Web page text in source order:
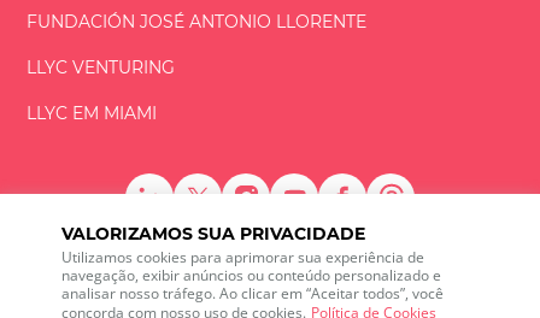
VALORIZAMOS SUA PRIVACIDADE
Utilizamos cookies para aprimorar sua experiência de
navegação, exibir anúncios ou conteúdo personalizado e
analisar nosso tráfego. Ao clicar em “Aceitar todos”, você
concorda com nosso uso de cookies. Política de Cookies
FUNDACIÓNJOSÉ ANTONIO LLORENTE
LLYC VENTURING
LLYC EM MIAMI
LLYC © 2026 Todos os direitos reservados
ES EN PT BR